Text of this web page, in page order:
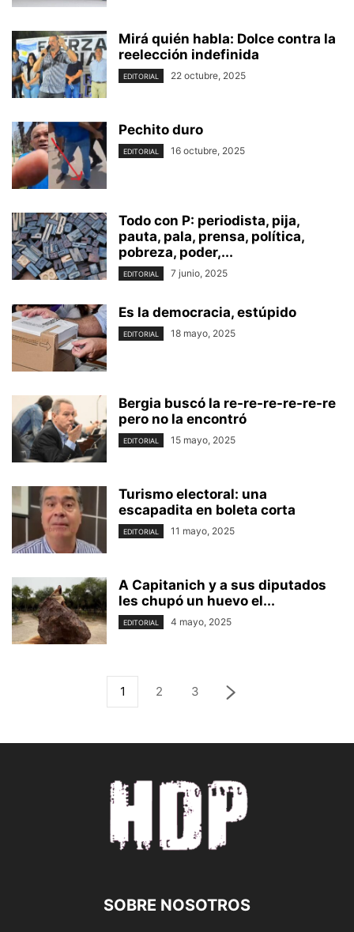
Mirá quién habla: Dolce contra la
reelección indefinida
EDITORIAL 22 octubre, 2025
Pechito duro
EDITORIAL 16 octubre, 2025
Todo con P: periodista, pija,
pauta, pala, prensa, política,
pobreza, poder,...
EDITORIAL 7 junio, 2025
Es la democracia, estúpido
EDITORIAL 18 mayo, 2025
Bergia buscó la re-re-re-re-re-re
pero no la encontró
EDITORIAL 15 mayo, 2025
Turismo electoral: una
escapadita en boleta corta
EDITORIAL 11 mayo, 2025
A Capitanich y a sus diputados
les chupó un huevo el...
EDITORIAL 4 mayo, 2025
1 2 3
SOBRE NOSOTROS